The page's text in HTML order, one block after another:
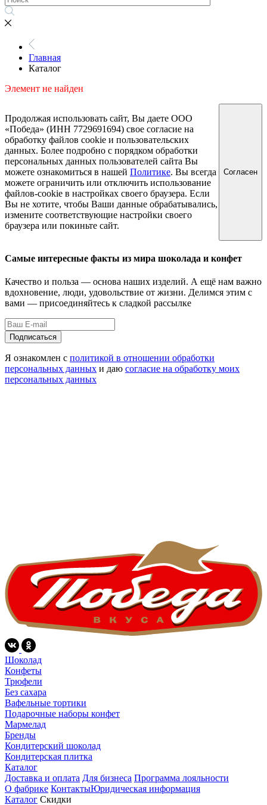
Главная
Каталог
Элемент не найден
Продолжая использовать сайт, Вы даете ООО
«Победа» (ИНН 7729691694) свое согласие на
обработку файлов cookie и пользовательских
данных. Более подробно с порядком обработки
персональных данных пользователей сайта Вы
можете ознакомиться в нашей Политике. Вы всегда
можете ограничить или отключить использование
файлов-cookie в настройках своего браузера. Если
Вы не хотите, чтобы Ваши данные обрабатывались,
измените соответствующие настройки своего
браузера или покиньте сайт.
Согласен
Самые интересные факты из мира шоколада и конфет
Качество и польза — основа наших изделий. А ещё нам важно
вдохновение, люди, удовольствие от жизни. Делимся этим с
вами — присоединяйтесь к сладкой рассылке
Подписаться
Я ознакомлен с политикой в отношении обработки
персональных данных и даю согласие на обработку моих
персональных данных
Шоколад
Конфеты
Трюфели
Без сахара
Вафельные тортики
Подарочные наборы конфет
Мармелад
Бренды
Кондитерский шоколад
Кондитерская плитка
Каталог
Доставка и оплата Для бизнеса Программа лояльности
О фабрике КонтактыЮридическая информация
Каталог Скидки